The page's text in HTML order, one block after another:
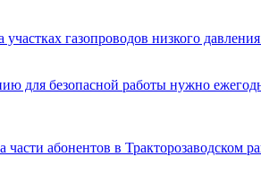
газопроводов низкого
для безопасной работы нужно
абонентов в Тракторозаводском